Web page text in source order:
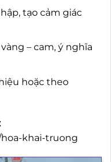
tạo cảm giác
– cam, ý nghĩa
hoặc theo
khai-truong